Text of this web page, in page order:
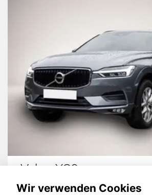
Volvo XC60
Wir verwenden Cookies